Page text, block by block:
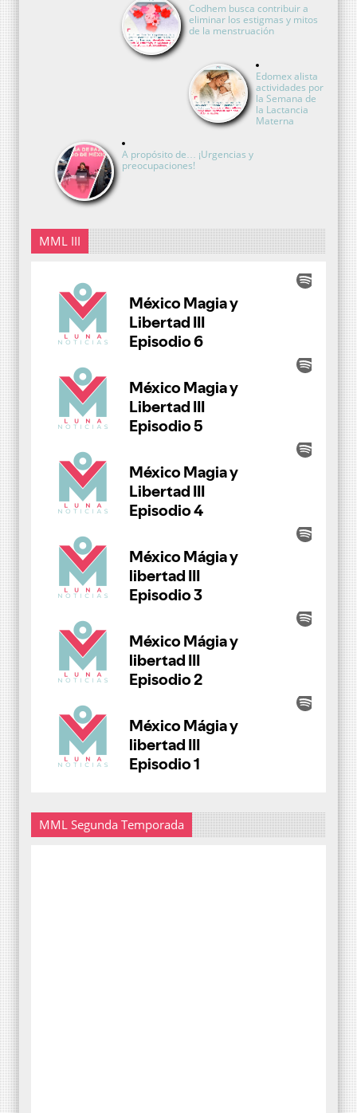
Codhem busca contribuir a
eliminar los estigmas y mitos
de la menstruación
Edomex alista
actividades por
la Semana de
la Lactancia
Materna
A propósito de… ¡Urgencias y
preocupaciones!
MML III
MML Segunda Temporada